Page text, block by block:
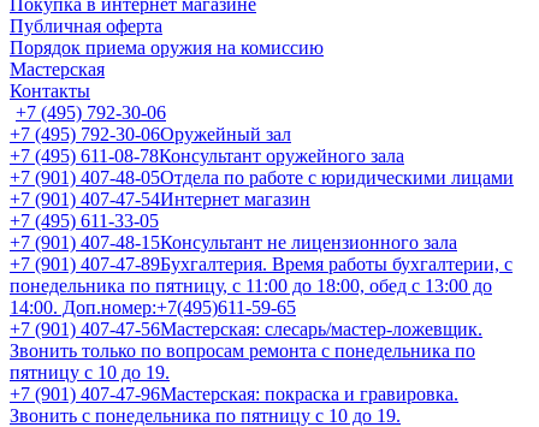
Покупка в интернет магазине
Публичная оферта
Порядок приема оружия на комиссию
Мастерская
Контакты
+7 (495) 792-30-06
+7 (495) 792-30-06Оружейный зал
+7 (495) 611-08-78Консультант оружейного зала
+7 (901) 407-48-05Отдела по работе с юридическими лицами
+7 (901) 407-47-54Интернет магазин
+7 (495) 611-33-05
+7 (901) 407-48-15Консультант не лицензионного зала
+7 (901) 407-47-89Бухгалтерия. Время работы бухгалтерии, с
понедельника по пятницу, с 11:00 до 18:00, обед с 13:00 до
14:00. Доп.номер:+7(495)611-59-65
+7 (901) 407-47-56Мастерская: слесарь/мастер-ложевщик.
Звонить только по вопросам ремонта с понедельника по
пятницу с 10 до 19.
+7 (901) 407-47-96Мастерская: покраска и гравировка.
Звонить с понедельника по пятницу с 10 до 19.